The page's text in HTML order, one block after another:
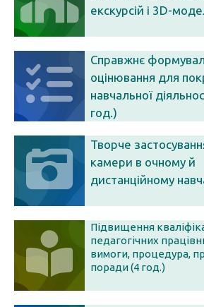
екскурсій і 3D-
Справжнє
оцінювання для
навчальної
год.)
Творче
камери в очному й
дистанційному
Підвищення
педагогічних
вимоги, процедура,
поради (4 год.)